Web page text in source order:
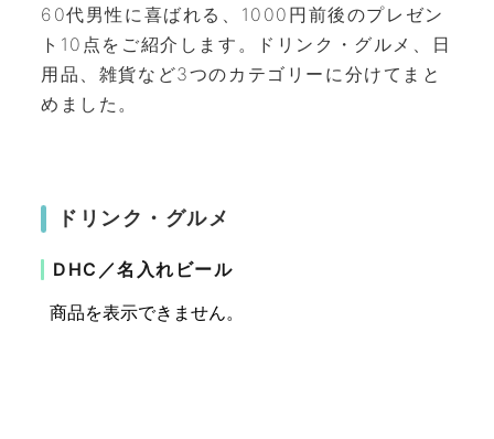
60代男性に喜ばれる、1000円前後のプレゼン
ト10点をご紹介します。ドリンク・グルメ、日
用品、雑貨など3つのカテゴリーに分けてまと
めました。
ドリンク・グルメ
DHC／名入れビール